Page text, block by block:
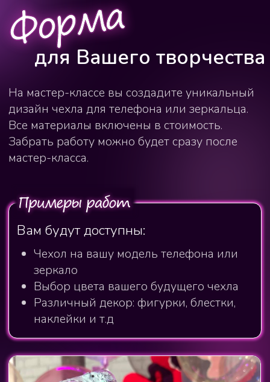
Выбор цвета вашего будущего чехла
Различный декор: фигурки, блестки,
наклейки и т.д
Стоимость указана за групповой
мастер-класс (группы от 3х человек)
Каждый мастер-класс мы можем
провести специально для вас
(+ 1 500₽ к стоимости группового
мастер-класса)